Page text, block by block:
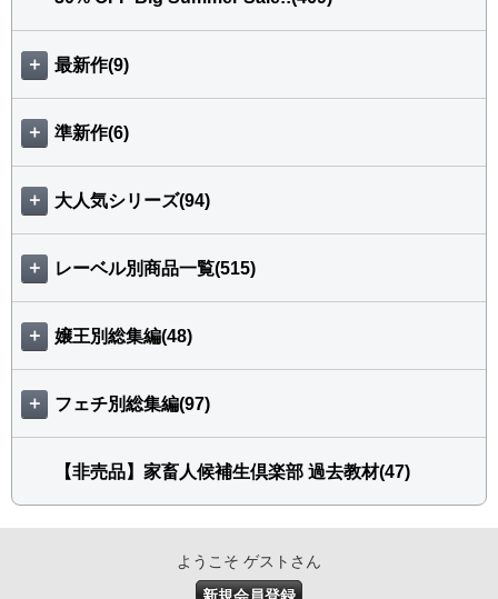
＋ 最新作(9)
＋ 準新作(6)
＋ 大人気シリーズ(94)
＋ レーベル別商品一覧(515)
＋ 嬢王別総集編(48)
＋ フェチ別総集編(97)
【非売品】家畜人候補生倶楽部 過去教材(47)
ようこそ ゲストさん